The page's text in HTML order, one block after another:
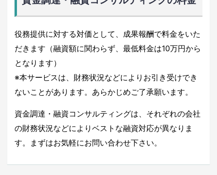
役務提供に対する対価として、成果報酬で料金をいた
だきます（融資額に関わらず、最低料金は10万円から
となります）
※本サービスは、財務状況などによりお引き受けでき
ないことがあります。あらかじめご了承願います。
資金調達・融資コンサルティングは、それぞれの会社
の財務状況などによりベストな融資対応が異なりま
す。まずはお気軽にお問い合わせ下さい。